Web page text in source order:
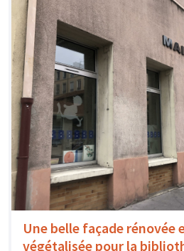
Une belle façade rénovée
végétalisée pour la